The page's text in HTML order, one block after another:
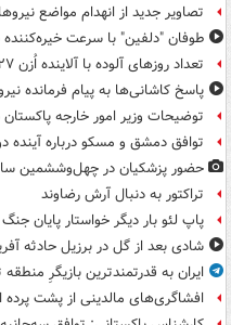
تصاویر جدید از انهدام مواضع
طوفان "دلفین" با سرعت
تعداد روزهای آلوده با آلاینده اُزن ۲۷ روز کاهش یافت
پاسخ کاشانی‌ها به پیام فرمانده
توضیحات وزیر امور خارجه پاکستان
توافق دمشق و مسکو درباره آینده
حضور پزشکیان در چهل‌وششمین
تراکتور به دنبال آرش رضاوند
پاپ لئو بار دیگر خواستار پایان
شادی بعد از گل در برزیل حادثه
ایران به قدرتمندترین بازیگرِ
افشاگری‌های مالدینی از پشت پرده